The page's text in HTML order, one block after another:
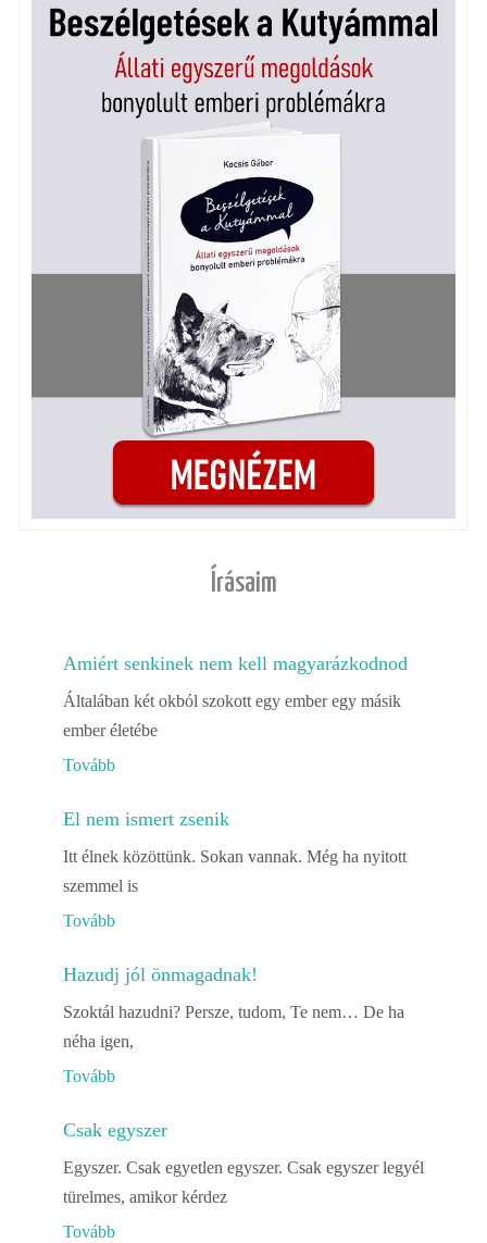
Írásaim
Amiért senkinek nem kell magyarázkodnod
Általában két okból szokott egy ember egy másik
ember életébe
Tovább
El nem ismert zsenik
Itt élnek közöttünk. Sokan vannak. Még ha nyitott
szemmel is
Tovább
Hazudj jól önmagadnak!
Szoktál hazudni? Persze, tudom, Te nem… De ha
néha igen,
Tovább
Csak egyszer
Egyszer. Csak egyetlen egyszer. Csak egyszer legyél
türelmes, amikor kérdez
Tovább